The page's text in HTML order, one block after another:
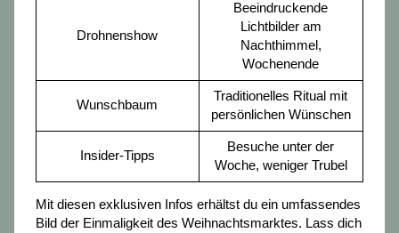
Drohnenshow
Beeindruckende
Lichtbilder am
Nachthimmel,
Wochenende
Wunschbaum
Traditionelles Ritual mit
persönlichen Wünschen
Insider-Tipps
Besuche unter der
Woche, weniger Trubel
Mit diesen exklusiven Infos erhältst du ein umfassendes
Bild der Einmaligkeit des Weihnachtsmarktes. Lass dich